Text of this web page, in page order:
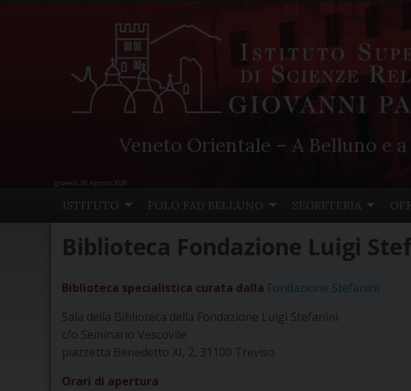
Veneto Orientale – A Belluno e
giovedì, 06 Agosto 2026
ISTITUTO POLO FAD BELLUNO SEGRETERIA
Biblioteca Fondazione Luigi
Biblioteca specialistica curata dalla Fondazione Stefanini
Sala della Biblioteca della Fondazione Luigi Stefanini
c/o Seminario Vescovile
piazzetta Benedetto XI, 2, 31100 Treviso
Orari di apertura